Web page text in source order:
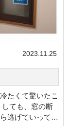
2023.11.25
たくて驚いたこ
逃げていってし